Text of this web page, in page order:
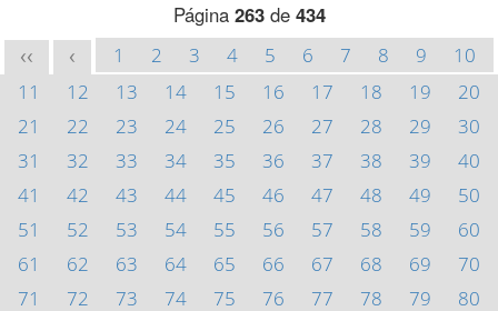
Página 263de 434
<< < 1 2 3 4 5 6 7 8 9
10
11
12 13 14 15 16 17 18 19
20
21
22 23 24 25 26 27 28 29
30
31
32 33 34 35 36 37 38 39
40
41
42 43 44 45 46 47 48 49
50
51
52 53 54 55 56 57 58 59
60
61
62 63 64 65 66 67 68 69
70
71
72 73 74 75 76 77 78 79
80